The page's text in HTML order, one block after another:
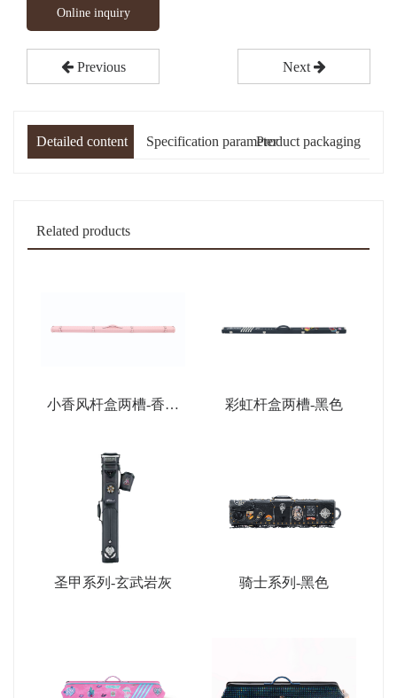
Online inquiry
Previous Next
Detailed content Specification parameterProduct packaging
Related products
小香风杆盒两槽-香薰
彩虹杆盒两槽-黑色
圣甲系列-玄武岩灰 骑士系列-黑色